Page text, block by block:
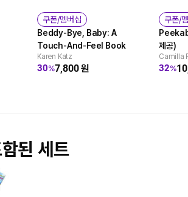
쿠폰/멤버십
Beddy-Bye, Baby: A
Touch-And-Feel Book
Karen Katz
30%7,800원
쿠폰/
제공)
Camilla
32%
된 세트